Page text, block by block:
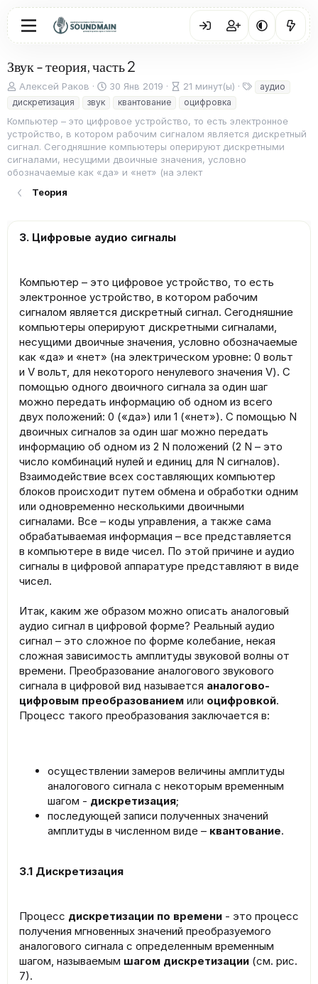
Звук - теория, часть 2
А
в
т
о
р
Алексей Раков
Д
а
а
п
у
б
л
и
30 Янв 2019
В
р
е
м
я
ч
т
е
21 минут(ы)
и
аудио
дискретизация
звук квантование оцифровка
Компьютер – это цифровое устройство, то есть электронное
устройство, в котором рабочим сигналом является дискретный
сигнал. Сегодняшние компьютеры оперируют дискретными
сигналами, несущими двоичные значения, условно
обозначаемые как «да» и «нет» (на элект
Теория
3. Цифровые аудио сигналы
Компьютер – это цифровое устройство, то есть
электронное устройство, в котором рабочим
сигналом является дискретный сигнал. Сегодняшние
компьютеры оперируют дискретными сигналами,
несущими двоичные значения, условно обозначаемые
как «да» и «нет» (на электрическом уровне: 0 вольт
и V вольт, для некоторого ненулевого значения V). С
помощью одного двоичного сигнала за один шаг
можно передать информацию об одном из всего
двух положений: 0 («да») или 1 («нет»). С помощью N
двоичных сигналов за один шаг можно передать
информацию об одном из 2 N положений (2 N – это
число комбинаций нулей и единиц для N сигналов).
Взаимодействие всех составляющих компьютер
блоков происходит путем обмена и обработки одним
или одновременно несколькими двоичными
сигналами. Все – коды управления, а также сама
обрабатываемая информация – все представляется
в компьютере в виде чисел. По этой причине и аудио
сигналы в цифровой аппаратуре представляют в виде
чисел.
Итак, каким же образом можно описать аналоговый
аудио сигнал в цифровой форме? Реальный аудио
сигнал – это сложное по форме колебание, некая
сложная зависимость амплитуды звуковой волны от
времени. Преобразование аналогового звукового
сигнала в цифровой вид называется аналогово-
цифровым преобразованием или оцифровкой.
Процесс такого преобразования заключается в:
осуществлении замеров величины амплитуды
аналогового сигнала с некоторым временным
шагом - дискретизация;
последующей записи полученных значений
амплитуды в численном виде – квантование.
3.1 Дискретизация
Процесс дискретизации по времени - это процесс
получения мгновенных значений преобразуемого
аналогового сигнала с определенным временным
шагом, называемым шагом дискретизации (см. рис.
7).